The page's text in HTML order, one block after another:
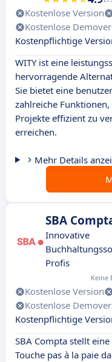
Kostenlose Version
Kostenlose
Kostenpflichtige
WITY ist eine
hervorragende
Sie bietet eine
zahlreiche
Projekte effizient zu
erreichen.
Mehr Details
SBA
Innovative
Profis
Keine
Kostenlose Version
Kostenlose
Kostenpflichtige
SBA Compta stellt
Touche pas à la paie